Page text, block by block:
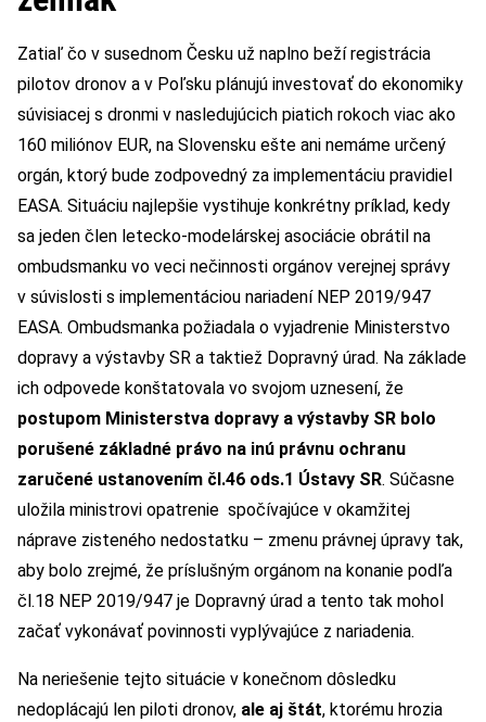
Zatiaľ čo v susednom Česku už naplno beží registrácia
pilotov dronov a v Poľsku plánujú investovať do ekonomiky
súvisiacej s dronmi v nasledujúcich piatich rokoch viac ako
160 miliónov EUR, na Slovensku ešte ani nemáme určený
orgán, ktorý bude zodpovedný za implementáciu pravidiel
EASA. Situáciu najlepšie vystihuje konkrétny príklad, kedy
sa jeden člen letecko-modelárskej asociácie obrátil na
ombudsmanku vo veci nečinnosti orgánov verejnej správy
v súvislosti s implementáciou nariadení NEP 2019/947
EASA. Ombudsmanka požiadala o vyjadrenie Ministerstvo
dopravy a výstavby SR a taktiež Dopravný úrad. Na základe
ich odpovede konštatovala vo svojom uznesení, že
postupom Ministerstva dopravy a výstavby SR bolo
porušené základné právo na inú právnu ochranu
zaručené ustanovením čl.46 ods.1 Ústavy SR. Súčasne
uložila ministrovi opatrenie spočívajúce v okamžitej
náprave zisteného nedostatku – zmenu právnej úpravy tak,
aby bolo zrejmé, že príslušným orgánom na konanie podľa
čl.18 NEP 2019/947 je Dopravný úrad a tento tak mohol
začať vykonávať povinnosti vyplývajúce z nariadenia.
Na neriešenie tejto situácie v konečnom dôsledku
nedoplácajú len piloti dronov, ale aj štát, ktorému hrozia